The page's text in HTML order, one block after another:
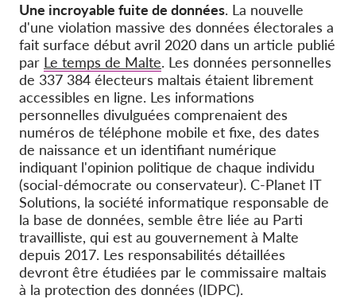
Une incroyable fuite de données. La nouvelle
d'une violation massive des données électorales a
fait surface début avril 2020 dans un article publié
par Le temps de Malte. Les données personnelles
de 337 384 électeurs maltais étaient librement
accessibles en ligne. Les informations
personnelles divulguées comprenaient des
numéros de téléphone mobile et fixe, des dates
de naissance et un identifiant numérique
indiquant l'opinion politique de chaque individu
(social-démocrate ou conservateur). C-Planet IT
Solutions, la société informatique responsable de
la base de données, semble être liée au Parti
travailliste, qui est au gouvernement à Malte
depuis 2017. Les responsabilités détaillées
devront être étudiées par le commissaire maltais
à la protection des données (IDPC).